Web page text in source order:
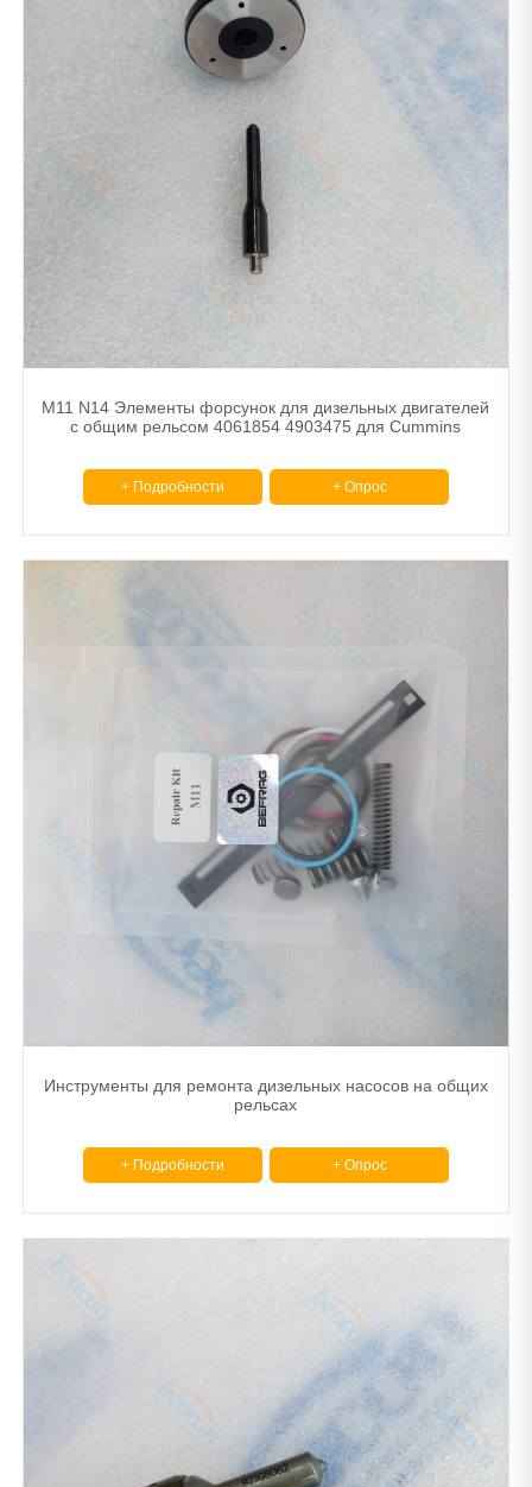
M11 N14 Элементы форсунок для дизельных двигателей
с общим рельсом 4061854 4903475 для Cummins
+ Подробности + Опрос
Инструменты для ремонта дизельных насосов на общих
рельсах
+ Подробности + Опрос